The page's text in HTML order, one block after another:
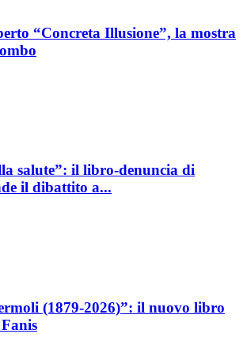
“Concreta Illusione”, la mostra
salute”: il libro-denuncia di
il dibattito a...
(1879-2026)”: il nuovo libro